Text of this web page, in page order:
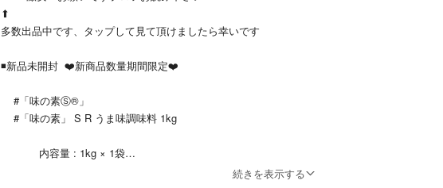
⬆
多数出品中です、タップして見て頂けましたら幸いです
◾新品未開封 ❤️新商品数量期間限定❤️
#「味の素Ⓢ®」
#「味の素」 S R うま味調味料 1kg
内容量 : 1kg × 1袋
続きを表示する